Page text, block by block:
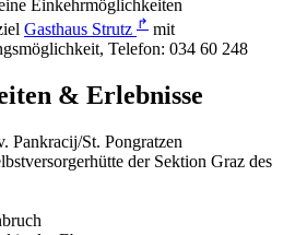
Einkehrmöglichkeiten
Gasthaus Strutz ↱ mit
Telefon: 034 60 248
& Erlebnisse
Pankracij/St. Pongratzen
der Sektion Graz des